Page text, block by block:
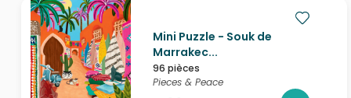
Mini Puzzle - Souk de
Marrakec...
96 pièces
Pieces & Peace